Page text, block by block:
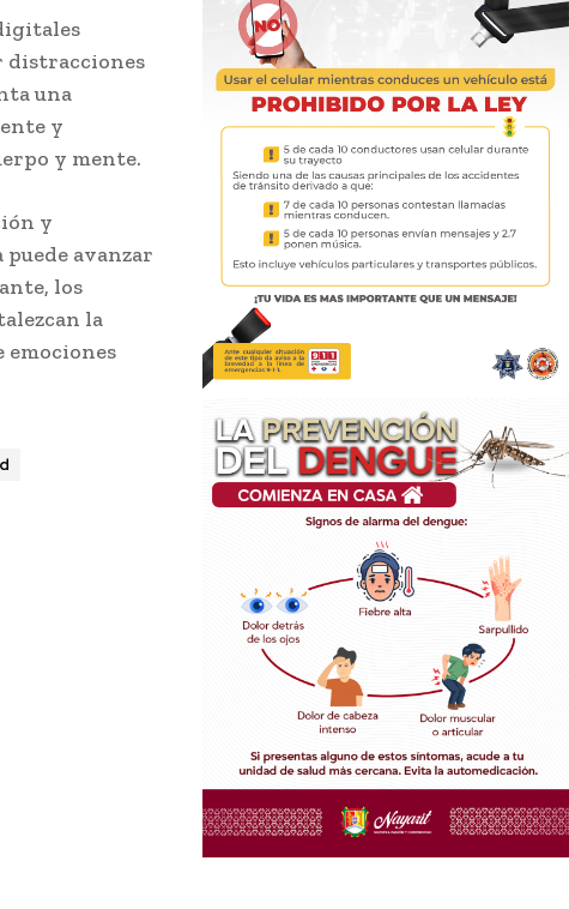
distracciones
una
y
y mente.
y
avanzar
los
la
emociones